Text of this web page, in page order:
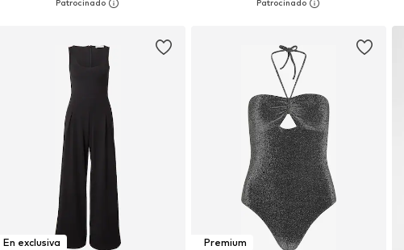
Añadir a la cesta Añadir a la cesta
En exclusiva
Premium